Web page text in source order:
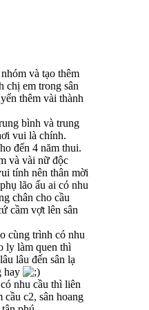
và tạo thêm
chị em trong sân
thêm vài thành
bình và trung
vui là chính.
đến 4 năm thui.
và vài nữ độc
tính nên thân mời
lão ấu ai có nhu
chân cho cầu
cầm vợt lên sân
cùng trình có nhu
ly làm quen thì
lâu đến sân lạ
hay
nhu cầu thì liên
cầu c2, sân hoang